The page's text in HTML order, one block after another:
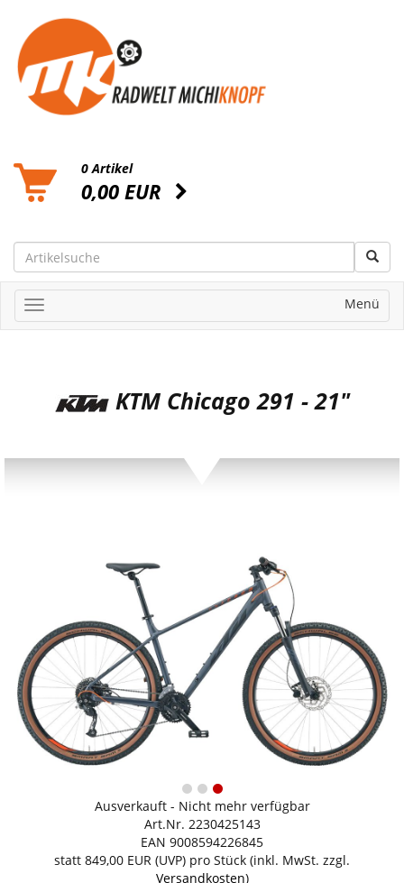
0 Artikel
0,00 EUR
Menü
KTM Chicago 291 - 21"
Ausverkauft - Nicht mehr verfügbar
Art.Nr. 2230425143
EAN 9008594226845
statt 849,00 EUR (UVP) pro Stück (inkl. MwSt. zzgl.
Versandkosten)